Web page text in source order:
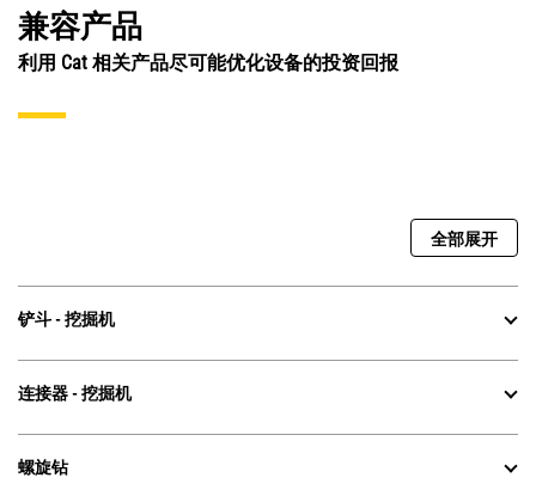
兼容产品
利用 Cat 相关产品尽可能优化设备的投资回报
全部展开
铲斗 - 挖掘机
连接器 - 挖掘机
螺旋钻